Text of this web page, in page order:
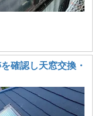
確認し天窓交換・